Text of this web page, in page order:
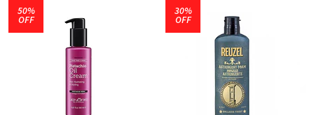
50%
OFF
30%
OFF